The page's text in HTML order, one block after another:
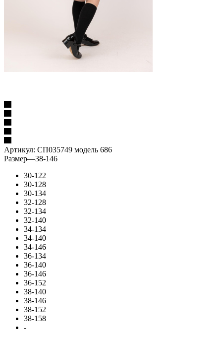
Артикул: СП035749 модель 686
Размер—38-146
30-122
30-128
30-134
32-128
32-134
32-140
34-134
34-140
34-146
36-134
36-140
36-146
36-152
38-140
38-146
38-152
38-158
-